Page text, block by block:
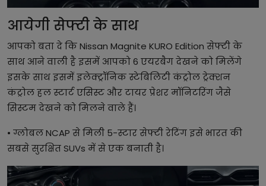
आयेगी सेफ्टी के साथ
आपको बता दे कि Nissan Magnite KURO Edition सेफ्टी के
साथ आने वाली है इसमें आपको 6 एयरबैग देखने को मिलेंगे
इसके साथ इसमें इलेक्ट्रॉनिक स्टेबिलिटी कंट्रोल ट्रेक्शन
कंट्रोल हल स्टार्ट एसिस्ट और टायर प्रेशर मॉनिटरिंग जैसे
सिस्टम देखने को मिलने वाले हैं।
• ग्लोबल NCAP से मिली 5-स्टार सेफ्टी रेटिंग इसे भारत की
सबसे सुरक्षित SUVs में से एक बनाती है।